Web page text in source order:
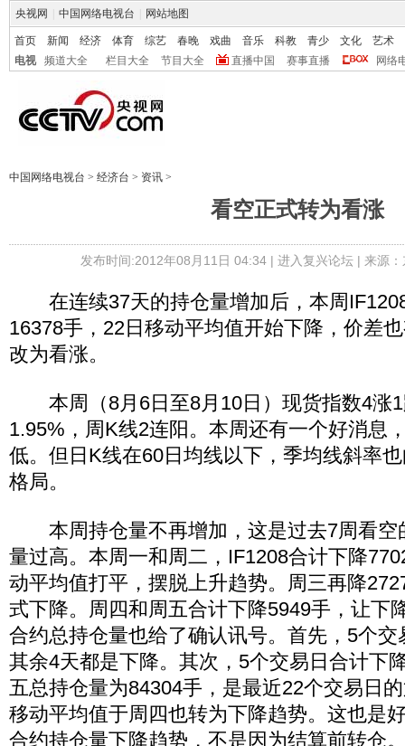
央视网 中国网络电视台 网站地图
首页 新闻 经济 体育 综艺 春晚 戏曲 音乐 科教 青少 文化
艺术
电视
频道大全 栏目大全 节目大全 直播中国 赛事直播 网络
中国网络电视台 > 经济台 > 资讯 >
看空正式转为看涨
发布时间:2012年08月11日 04:34 | 进入复兴论坛| 来源
在连续37天的持仓量增加后，本周
16378手，22日移动平均值开始下降，价差
改为看涨。
本周（8月6日至8月10日）现货指数4涨1
1.95%，周K线2连阳。本周还有一个好消息
低。但日K线在60日均线以下，季均线斜率
格局。
本周持仓量不再增加，这是过去7周看
量过高。本周一和周二，IF1208合计下降
动平均值打平，摆脱上升趋势。周三再降
式下降。周四和周五合计下降5949手，让下
合约总持仓量也给了确认讯号。首先，5个
其余4天都是下降。其次，5个交易日合计下
五总持仓量为84304手，是最近22个交易日
移动平均值于周四也转为下降趋势。这也是
合约持仓量下降趋势，不是因为结算前转仓